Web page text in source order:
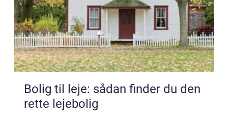
Bolig til leje: sådan finder du den
rette lejebolig